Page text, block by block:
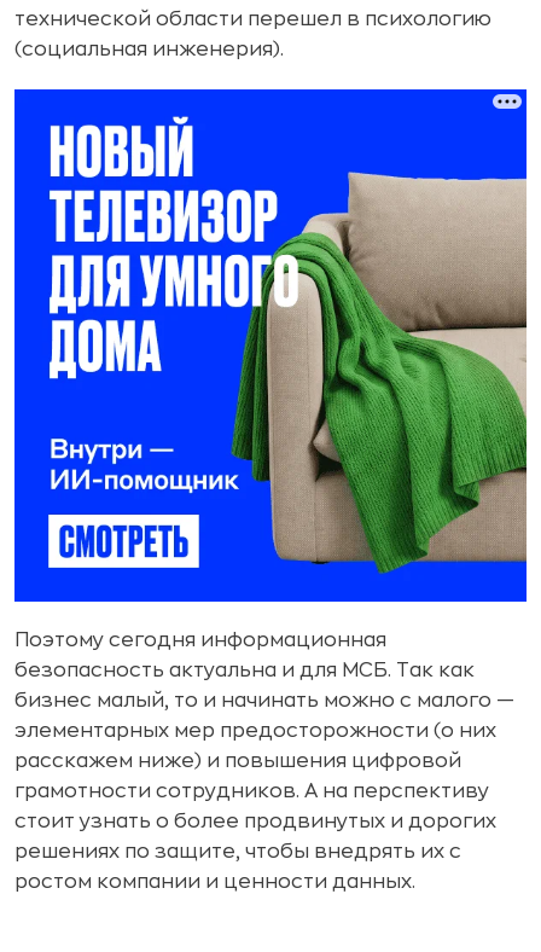
технической области перешел в психологию
(социальная инженерия).
Поэтому сегодня информационная
безопасность актуальна и для МСБ. Так как
бизнес малый, то и начинать можно с малого —
элементарных мер предосторожности (о них
расскажем ниже) и повышения цифровой
грамотности сотрудников. А на перспективу
стоит узнать о более продвинутых и дорогих
решениях по защите, чтобы внедрять их с
ростом компании и ценности данных.